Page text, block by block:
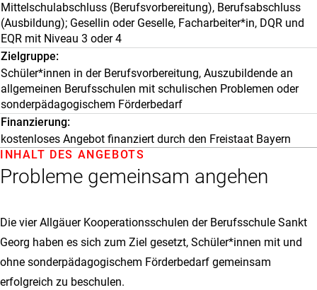
Mittelschulabschluss (Berufsvorbereitung), Berufsabschluss
(Ausbildung); Gesellin oder Geselle, Facharbeiter*in, DQR und
EQR mit Niveau 3 oder 4
Zielgruppe
Schüler*innen in der Berufsvorbereitung, Auszubildende an
allgemeinen Berufsschulen mit schulischen Problemen oder
sonderpädagogischem Förderbedarf
Finanzierung
kostenloses Angebot finanziert durch den Freistaat Bayern
Probleme gemeinsam angehen
INHALT DES ANGEBOTS
Die vier Allgäuer Kooperationsschulen der Berufsschule Sankt
Georg haben es sich zum Ziel gesetzt, Schüler*innen mit und
ohne sonder­pädago­gischem Förderbedarf gemeinsam
erfolgreich zu beschulen.